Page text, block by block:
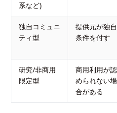
系など)
独自コミュニ
ティ型
提供元が独自
条件を付す
研究/非商用
限定型
商用利用が認
められない場
合がある